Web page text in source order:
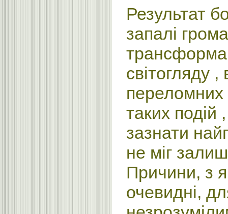
Результат
запалі
світогляду ,
таких подій
зазнати
не міг
Причини, з
очевидні,